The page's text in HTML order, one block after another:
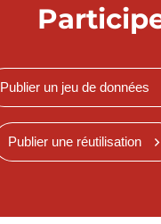
Publier un jeu de données
Publier une réutilisation